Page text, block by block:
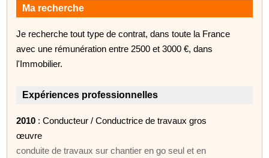
Ma recherche
Je recherche tout type de contrat, dans toute la France
avec une rémunération entre 2500 et 3000 €, dans
l'Immobilier.
Expériences professionnelles
2010 : Conducteur / Conductrice de travaux gros
œuvre
conduite de travaux sur chantier en go seul et en